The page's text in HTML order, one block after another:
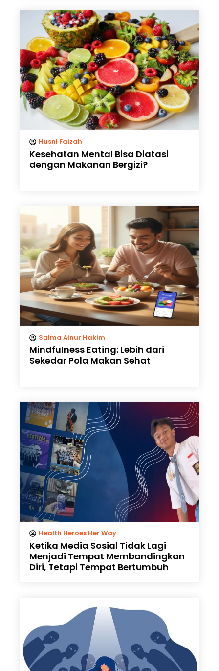
Husni Faizah
Kesehatan Mental Bisa Diatasi
dengan Makanan Bergizi?
Salma Ainur Hakim
Mindfulness Eating: Lebih dari
Sekedar Pola Makan Sehat
Health Heroes Her Way
Ketika Media Sosial Tidak Lagi
Menjadi Tempat Membandingkan
Diri, Tetapi Tempat Bertumbuh